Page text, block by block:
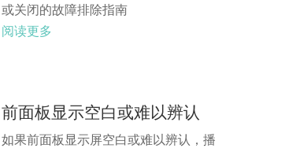
或关闭的故障排除指南
阅读更多
前面板显示空白或难以辨认
如果前面板显示屏空白或难以辨认，播